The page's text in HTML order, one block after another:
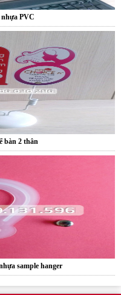
bàn 2 thân
sample hanger